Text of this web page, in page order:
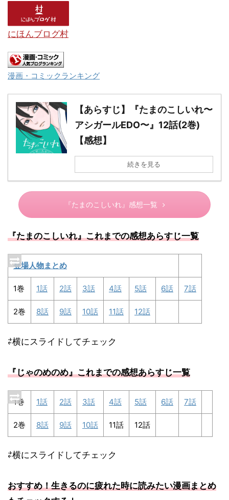
にほんブログ村
漫画・コミックランキング
【あらすじ】『たまのこしいれ〜
アシガールEDO〜』12話(2巻)
【感想】
続きを見る
『たまのこしいれ』感想一覧
『たまのこしいれ』これまでの感想あらすじ一覧
登場人物まとめ
1巻 1話 2話 3話 4話 5話 6話 7話
2巻 8話 9話 10話 11話 12話
⇄横にスライドしてチェック
『じゃのめのめ』これまでの感想あらすじ一覧
1巻 1話 2話 3話 4話 5話 6話 7話
2巻 8話 9話 10話 11話 12話
⇄横にスライドしてチェック
おすすめ！生きるのに疲れた時に読みたい漫画まとめ